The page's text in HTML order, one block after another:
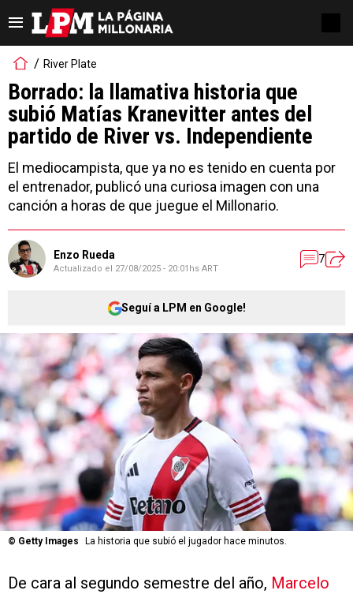
River Plate
Borrado: la llamativa historia que
subió Matías Kranevitter antes del
partido de River vs. Independiente
El mediocampista, que ya no es tenido en cuenta por
el entrenador, publicó una curiosa imagen con una
canción a horas de que juegue el Millonario.
Enzo Rueda
Actualizado el 27/08/2025 - 20:01hs ART
7
Seguí a LPM en Google!
© Getty Images La historia que subió el jugador hace minutos.
De cara al segundo semestre del año, Marcelo